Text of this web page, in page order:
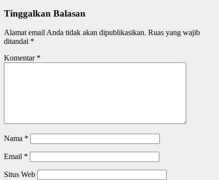
Tinggalkan Balasan
Alamat email Anda tidak akan dipublikasikan. Ruas yang wajib
ditandai *
Komentar *
Nama *
Email *
Situs Web